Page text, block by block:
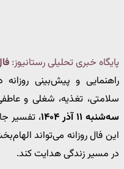
پایگاه خبری تحلیلی رستانیوز:
راهنمایی و پیش‌بینی
سلامتی، تغذیه، شغلی و
سه‌شنبه ۱۱ آذر ۱۴۰۴
، تفسیر
این فال روزانه می‌تواند
در مسیر زندگی هدایت کند.